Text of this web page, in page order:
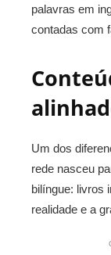
palavras em
contadas com
Um dos
rede nasceu
bilíngue: livros
realidade e a